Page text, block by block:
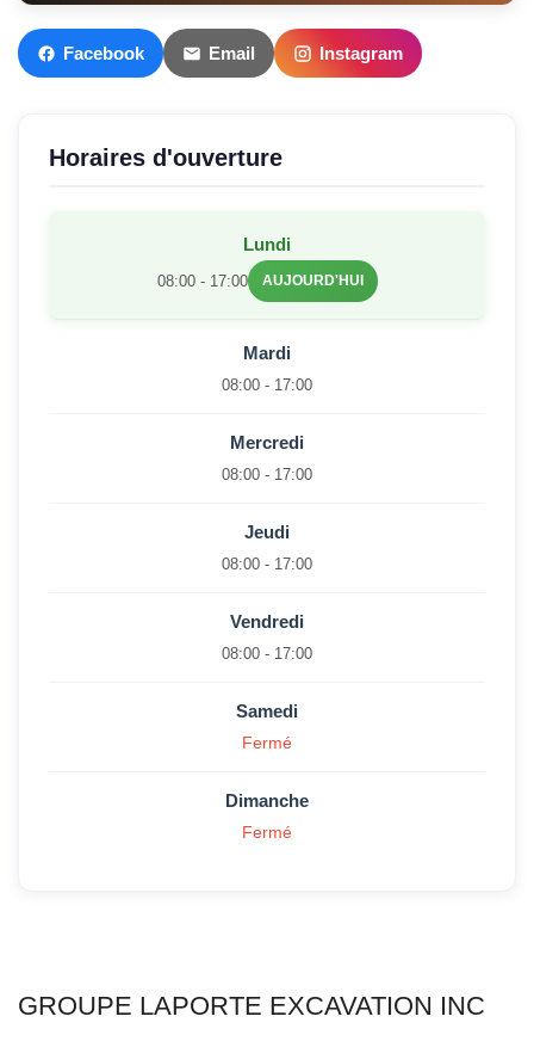
Facebook Email Instagram
Horaires d'ouverture
Lundi
08:00 - 17:00 AUJOURD'HUI
Mardi
08:00 - 17:00
Mercredi
08:00 - 17:00
Jeudi
08:00 - 17:00
Vendredi
08:00 - 17:00
Samedi
Fermé
Dimanche
Fermé